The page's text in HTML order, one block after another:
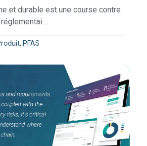
et durable est une course contre
...
PFAS